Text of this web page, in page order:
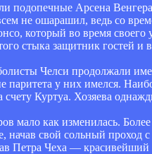
подопечные Арсена
не ошарашил, ведь со
который во время
стыка защитник гостей
Челси продолжали
паритета у них имелся.
счету Куртуа. Хозяева
мало как изменилась.
начав свой сольный
Петра Чеха — красивейший